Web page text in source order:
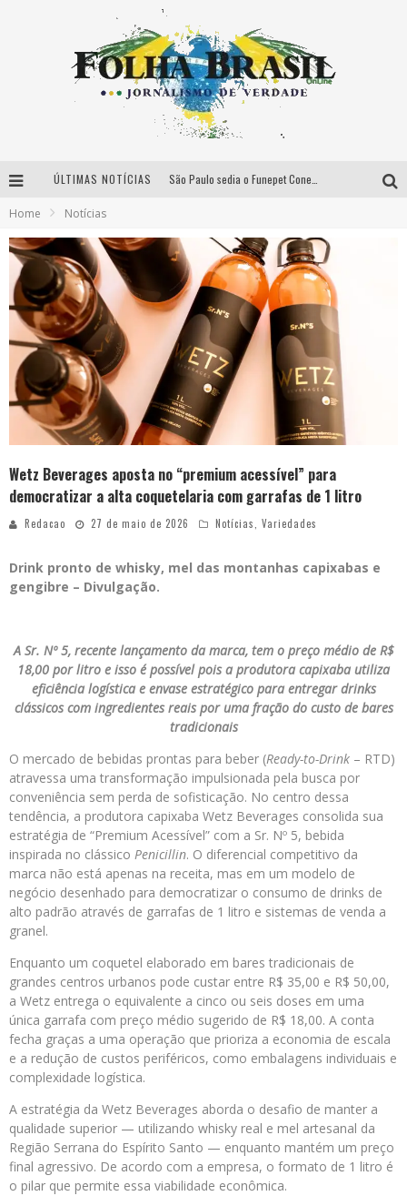
ÚLTIMAS NOTÍCIAS
É neste sábado: Marcelinho de Lima e Trio Virgulino agitam o Forró do Givanildo em Pedro Leopoldo
Classics no Parque celebra 19 anos com encontro inédito entre DJ Zeu e Derek em BH
Home Notícias
Wetz Beverages aposta no “premium acessível” para
democratizar a alta coquetelaria com garrafas de 1 litro
Redacao 27 de maio de 2026 Notícias, Variedades
Drink pronto de whisky, mel das montanhas capixabas e
gengibre – Divulgação.
A Sr. Nº 5, recente lançamento da marca, tem o preço médio de R$
18,00 por litro e isso é possível pois a produtora capixaba utiliza
eficiência logística e envase estratégico para entregar drinks
clássicos com ingredientes reais por uma fração do custo de bares
tradicionais
O mercado de bebidas prontas para beber (Ready-to-Drink – RTD)
atravessa uma transformação impulsionada pela busca por
conveniência sem perda de sofisticação. No centro dessa
tendência, a produtora capixaba Wetz Beverages consolida sua
estratégia de “Premium Acessível” com a Sr. Nº 5, bebida
inspirada no clássico Penicillin. O diferencial competitivo da
marca não está apenas na receita, mas em um modelo de
negócio desenhado para democratizar o consumo de drinks de
alto padrão através de garrafas de 1 litro e sistemas de venda a
granel.
Enquanto um coquetel elaborado em bares tradicionais de
grandes centros urbanos pode custar entre R$ 35,00 e R$ 50,00,
a Wetz entrega o equivalente a cinco ou seis doses em uma
única garrafa com preço médio sugerido de R$ 18,00. A conta
fecha graças a uma operação que prioriza a economia de escala
e a redução de custos periféricos, como embalagens individuais e
complexidade logística.
A estratégia da Wetz Beverages aborda o desafio de manter a
qualidade superior — utilizando whisky real e mel artesanal da
Região Serrana do Espírito Santo — enquanto mantém um preço
final agressivo. De acordo com a empresa, o formato de 1 litro é
o pilar que permite essa viabilidade econômica.